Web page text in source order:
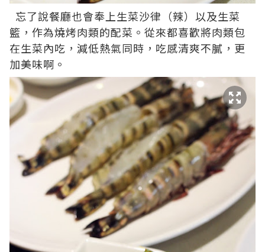
忘了說餐廳也會奉上生菜沙律（辣）以及生菜
籃，作為燒烤肉類的配菜。從來都喜歡將肉類包
在生菜內吃，減低熱氣同時，吃感清爽不膩，更
加美味啊。